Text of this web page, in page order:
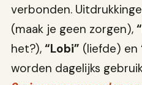
verbonden.
(maak je geen zorgen),
het?),“Lobi” (liefde) en
worden dagelijks